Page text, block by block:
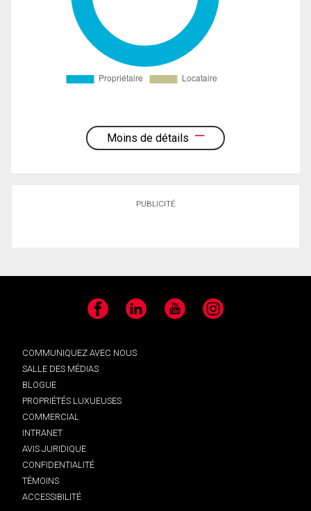
Moins de détails
PUBLICITÉ
Facebook LinkedIn YouTube Instagram
COMMUNIQUEZ AVEC NOUS
SALLE DES MÉDIAS
BLOGUE
PROPRIÉTÉS LUXUEUSES
COMMERCIAL
INTRANET
AVIS JURIDIQUE
CONFIDENTIALITÉ
TÉMOINS
ACCESSIBILITÉ